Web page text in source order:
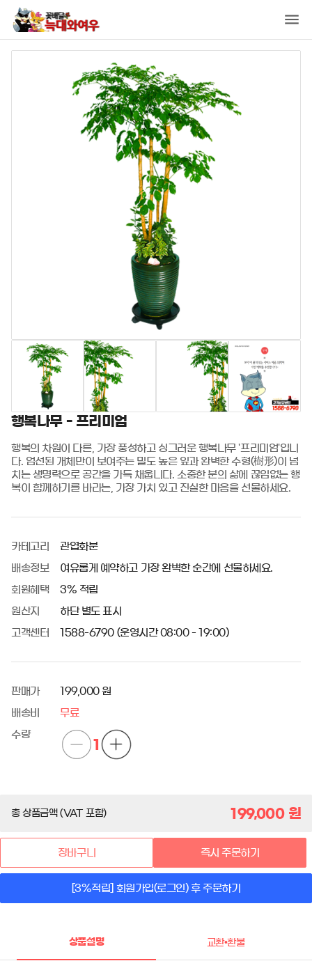
행복나무 - 프리미엄
행복의 차원이 다른, 가장 풍성하고 싱그러운 행복나무 '프리미엄'입니
다. 엄선된 개체만이 보여주는 밀도 높은 잎과 완벽한 수형(樹形)이 넘
치는 생명력으로 공간을 가득 채웁니다. 소중한 분의 삶에 끊임없는 행
복이 함께하기를 바라는, 가장 가치 있고 진실한 마음을 선물하세요.
카테고리 관엽화분
배송정보 여유롭게 예약하고 가장 완벽한 순간에 선물하세요.
회원혜택 3% 적립
원산지 하단 별도 표시
고객센터 1588-6790 (운영시간 08:00 - 19:00)
판매가 199,000 원
배송비 무료
수량
1
총 상품금액 (VAT 포함) 199,000원
장바구니 즉시 주문하기
[3%적립] 회원가입(로그인) 후 주문하기
상품설명 교환•환불